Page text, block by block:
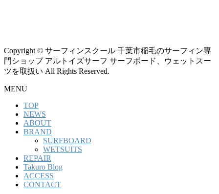
Copyright © サーフィンスクール 千葉市稲毛のサーフィン専
門ショップ アルトイズサーフ サーフボード、ウェットスー
ツを取扱い All Rights Reserved.
MENU
TOP
NEWS
ABOUT
BRAND
SURFBOARD
WETSUITS
REPAIR
Takuro Blog
ACCESS
CONTACT